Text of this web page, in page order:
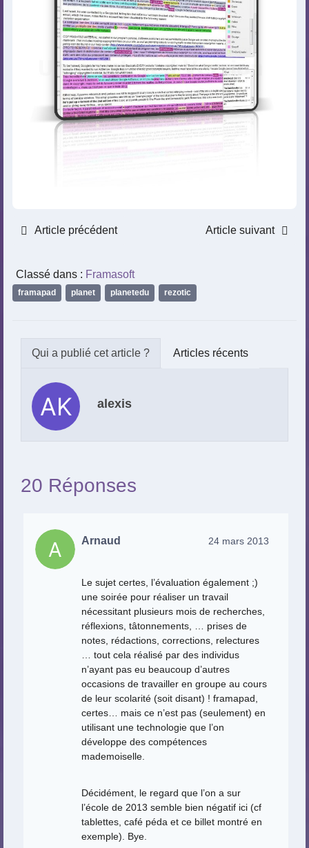
Article précédent Article suivant
Classé dans : Framasoft
framapad planet planetedu rezotic
Articles récents
alexis
20 Réponses
Arnaud 24 mars 2013
Le sujet certes, l’évaluation également ;)
une soirée pour réaliser un travail
nécessitant plusieurs mois de recherches,
réflexions, tâtonnements, … prises de
notes, rédactions, corrections, relectures
… tout cela réalisé par des individus
n’ayant pas eu beaucoup d’autres
occasions de travailler en groupe au cours
de leur scolarité (soit disant) ! framapad,
certes… mais ce n’est pas (seulement) en
utilisant une technologie que l’on
développe des compétences
mademoiselle.
Décidément, le regard que l’on a sur
l’école de 2013 semble bien négatif ici (cf
tablettes, café péda et ce billet montré en
exemple). Bye.